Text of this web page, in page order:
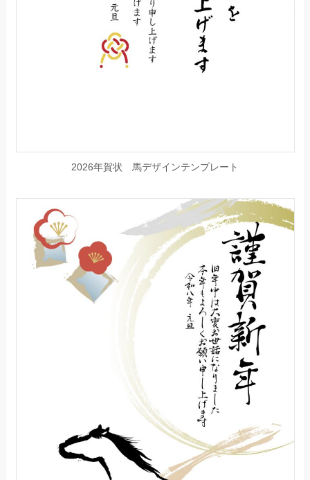
2026年賀状 馬デザインテンプレート